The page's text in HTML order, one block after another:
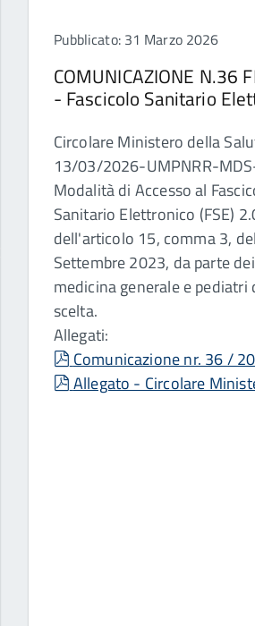
Pubblicato: 31 Marzo 2026
COMUNICAZIONE N.36
- Fascicolo Sanitario
Circolare Ministero della
13/03/2026-UMPNRR-
Modalità di Accesso al
Sanitario Elettronico (FSE)
dell'articolo 15, comma 3,
Settembre 2023, da parte
medicina generale e pediatri
scelta.
Allegati:
pdf
Comunicazione nr. 36 /
pdf
Allegato - Circolare